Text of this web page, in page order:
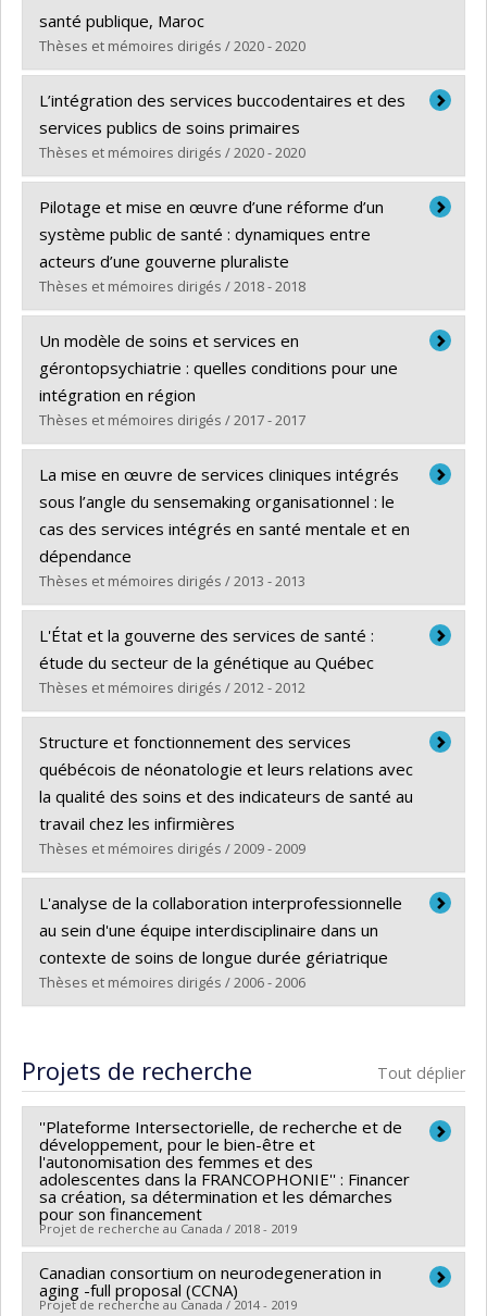
Lien vers le document dans Papyrus
santé publique, Maroc
Thèses et mémoires dirigés / 2020 - 2020
Diplômé(e) :Iraqi, Hassan
Cycle :Maîtrise
Diplôme obtenu :M. Sc.
Lien vers le document dans Papyrus
L’intégration des services buccodentaires et des
services publics de soins primaires
Thèses et mémoires dirigés / 2020 - 2020
Diplômé(e) :Teodorescu, Hermina
Cycle :Doctorat
Diplôme obtenu :Ph. D.
Lien vers le document dans Papyrus
Pilotage et mise en œuvre d’une réforme d’un
système public de santé : dynamiques entre
acteurs d’une gouverne pluraliste
Thèses et mémoires dirigés / 2018 - 2018
Diplômé(e) :Collin, Stéphanie
Cycle :Doctorat
Diplôme obtenu :Ph. D.
Lien vers le document dans Papyrus
Un modèle de soins et services en
gérontopsychiatrie : quelles conditions pour une
intégration en région
Thèses et mémoires dirigés / 2017 - 2017
Diplômé(e) :Bourricand-Valois, Marie-Françoise
Cycle :Maîtrise
Diplôme obtenu :M. Sc.
Lien vers le document dans Papyrus
La mise en œuvre de services cliniques intégrés
sous l’angle du sensemaking organisationnel : le
cas des services intégrés en santé mentale et en
dépendance
Thèses et mémoires dirigés / 2013 - 2013
Diplômé(e) :Sylvain, Chantal
Cycle :Doctorat
Diplôme obtenu :Ph. D.
Lien vers le document dans Papyrus
L'État et la gouverne des services de santé :
étude du secteur de la génétique au Québec
Thèses et mémoires dirigés / 2012 - 2012
Diplômé(e) :Paquette, Marie-Andrée
Cycle :Doctorat
Diplôme obtenu :Ph. D.
Lien vers le document dans Papyrus
Structure et fonctionnement des services
québécois de néonatologie et leurs relations avec
la qualité des soins et des indicateurs de santé au
travail chez les infirmières
Thèses et mémoires dirigés / 2009 - 2009
Diplômé(e) :Rochefort, Christian
Cycle : Doctorat
Diplôme obtenu :Ph. D.
Lien vers le document dans Papyrus
L'analyse de la collaboration interprofessionnelle
au sein d'une équipe interdisciplinaire dans un
contexte de soins de longue durée gériatrique
Thèses et mémoires dirigés / 2006 - 2006
Cycle :Maîtrise
Diplôme obtenu :M. Sc.
Lien vers le document dans Papyrus
Projets de recherche Tout déplier
''Plateforme Intersectorielle, de recherche et de
développement, pour le bien-être et
l'autonomisation des femmes et des
adolescentes dans la FRANCOPHONIE'' : Financer
sa création, sa détermination et les démarches
pour son financement
Projet de recherche au Canada / 2018 - 2019
Chercheur principal : Marie Hatem
Co-chercheurs : Violaine Lemay ,Lise Lamothe
Canadian consortium on neurodegeneration in
aging -full proposal (CCNA)
Projet de recherche au Canada / 2014 - 2019